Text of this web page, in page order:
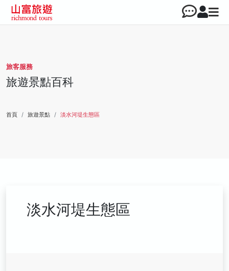
旅客服務
旅遊景點百科
首頁 旅遊景點 淡水河堤生態區
淡水河堤生態區